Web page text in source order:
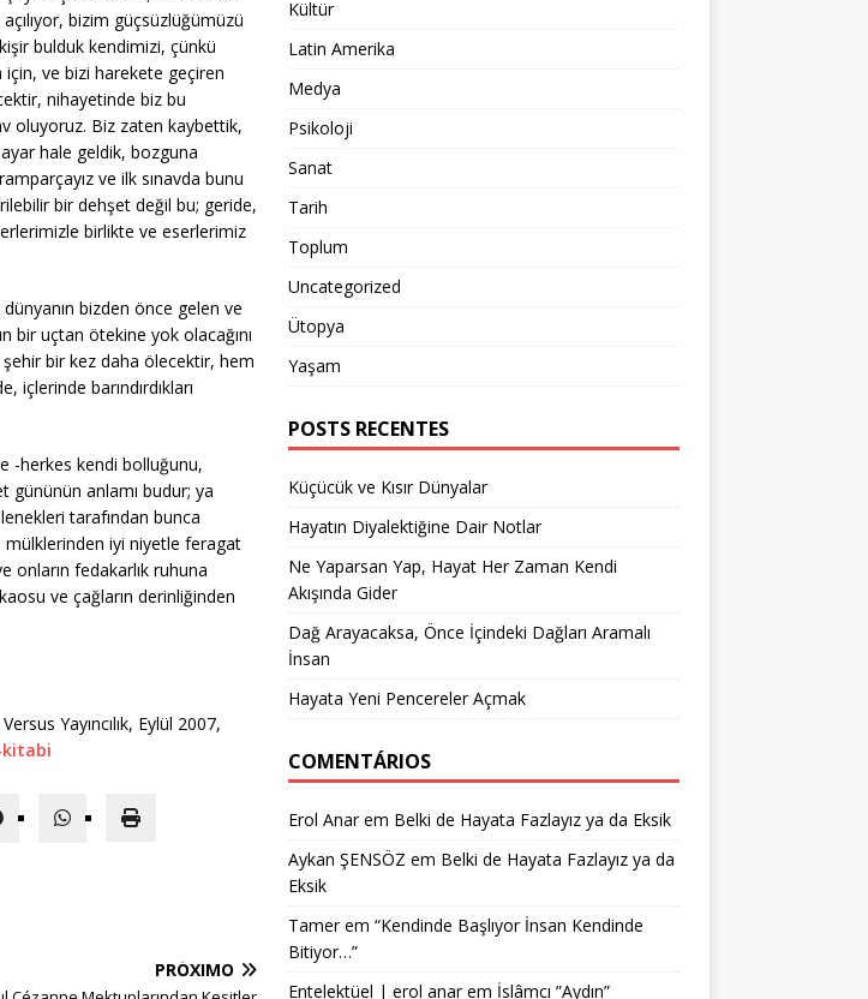
bizim güçsüzlüğümüzü
bulduk kendimizi, çünkü
ve bizi harekete geçiren
nihayetinde biz bu
oluyoruz. Biz zaten kaybettik,
hale geldik, bozguna
ve ilk sınavda bunu
bir dehşet değil bu; geride,
birlikte ve eserlerimiz
dünyanın bizden önce gelen ve
bir uçtan ötekine yok olacağını
bir kez daha ölecektir, hem
içlerinde barındırdıkları
-herkes kendi bolluğunu,
gününün anlamı budur; ya
tarafından bunca
mülklerinden iyi niyetle feragat
onların fedakarlık ruhuna
ve çağların derinliğinden
Yayıncılık, Eylül 2007,
kitabi
PRÓXIMO
Kültür
Latin Amerika
Medya
Psikoloji
Sanat
Tarih
Toplum
Uncategorized
Ütopya
Yaşam
POSTS RECENTES
Küçücük ve Kısır Dünyalar
Hayatın Diyalektiğine Dair Notlar
Ne Yaparsan Yap, Hayat Her Zaman Kendi
Akışında Gider
Dağ Arayacaksa, Önce İçindeki Dağları Aramalı
İnsan
Hayata Yeni Pencereler Açmak
COMENTÁRIOS
Erol Anarem Belki de Hayata Fazlayız ya da Eksik
Aykan ŞENSÖZ em Belki de Hayata Fazlayız ya da
Eksik
Tamerem “Kendinde Başlıyor İnsan Kendinde
Bitiyor…”
Entelektüel | erol anarem İslâmcı ”Aydın”